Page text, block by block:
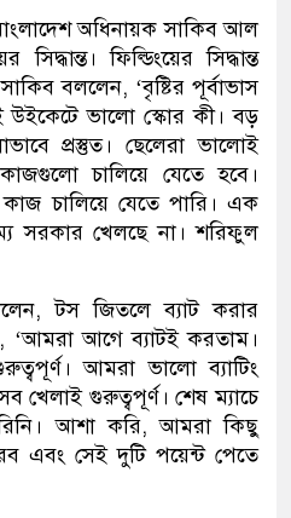
অধিনায়ক সাকিব আল
সিদ্ধান্ত। ফিল্ডিংয়ের সিদ্ধান্ত
বললেন, ‘বৃষ্টির পূর্বাভাস
ভালো স্কোর কী। বড়
প্রস্তুত। ছেলেরা ভালোই
চালিয়ে যেতে হবে।
চালিয়ে যেতে পারি। এক
সরকার খেলছে না। শরিফুল
টস জিতলে ব্যাট করার
‘আমরা আগে ব্যাটই করতাম।
আমরা ভালো ব্যাটিং
খেলাই গুরুত্বপূর্ণ। শেষ ম্যাচে
আশা করি, আমরা কিছু
এবং সেই দুটি পয়েন্ট পেতে